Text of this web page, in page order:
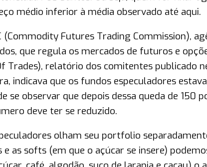
médio inferior à média observado até aqui.
(Commodity Futures Trading Commission),
que regula os mercados de futuros e
Trades), relatório dos comitentes publicado
indicava que os fundos especuladores
se observar que depois dessa queda de 150
deve ter se reduzido.
olham seu portfolio
e as softs (em que o açúcar se insere)